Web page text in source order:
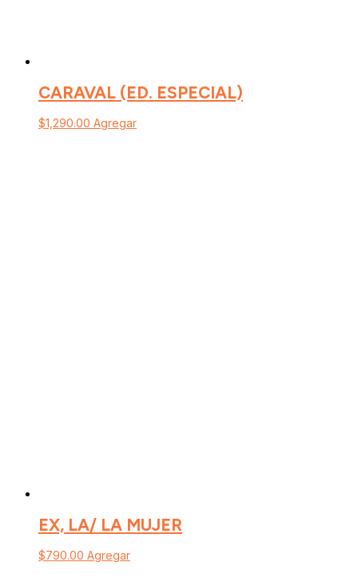
CARAVAL (ED. ESPECIAL)
$1,290.00 Agregar
EX, LA/ LA MUJER
$790.00 Agregar